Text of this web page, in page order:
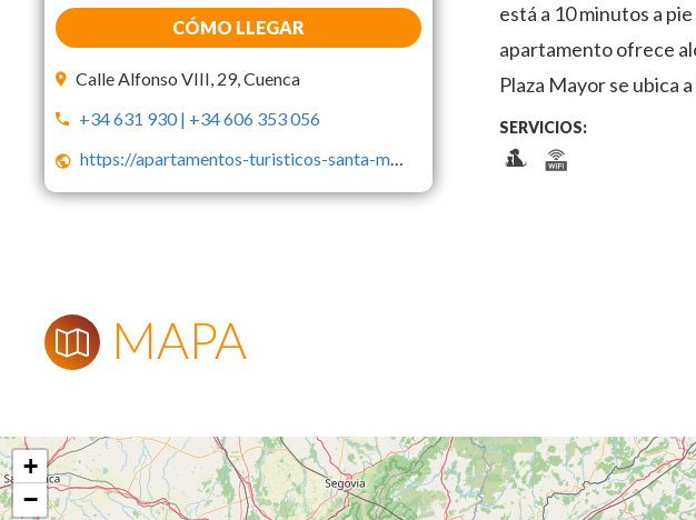
CÓMO LLEGAR
Calle Alfonso VIII, 29, Cuenca
+34 631 930 | +34 606 353 056
https://apartamentos-turisticos-santa-marta.negocio.site/
está a 10 minutos a
apartamento ofrece
Plaza Mayor se ubica
SERVICIOS:
MAPA
+
−